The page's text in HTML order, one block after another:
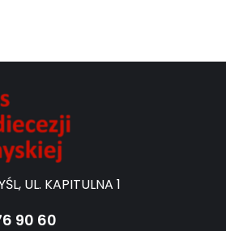
UL. KAPITULNA 1
90 60